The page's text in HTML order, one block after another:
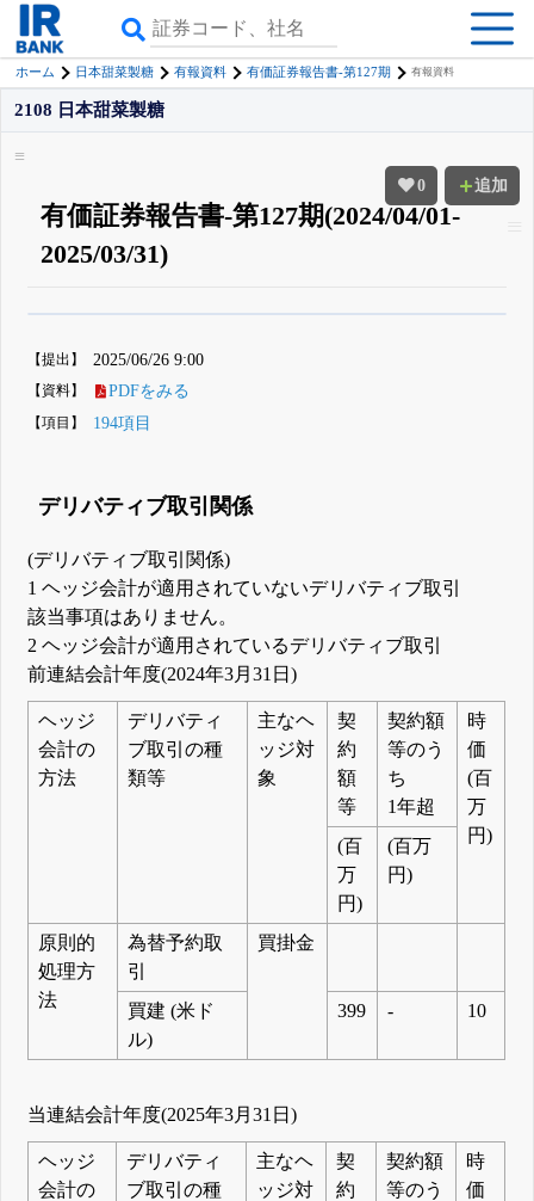
ホーム 日本甜菜製糖 有報資料 有価証券報告書-第127期 有報資料
0 追加
2108 日本甜菜製糖
有価証券報告書-第127期(2024/04/01-
2025/03/31)
詳しく見られる無料でβ版をはじめる
登録すると永久30%OFFと米株版の先行利用も付きます
【提出】 2025/06/26 9:00
【資料】 PDFをみる
【項目】 194項目
デリバティブ取引関係
(デリバティブ取引関係)
1 ヘッジ会計が適用されていないデリバティブ取引
該当事項はありません。
2 ヘッジ会計が適用されているデリバティブ取引
前連結会計年度(2024年3月31日)
ヘッジ
会計の
方法
デリバティ
ブ取引の種
類等
主なヘ
ッジ対
象
契
約
額
等
契約額
等のう
ち
1年超
時
価
(百
万
円)
(百
万
円)
(百万
円)
原則的
処理方
法
為替予約取
引
買掛金
買建 (米ド
ル)
399 - 10
当連結会計年度(2025年3月31日)
ヘッジ
会計の
デリバティ
ブ取引の種
主なヘ
ッジ対
契
約
契約額
等のう
時
価